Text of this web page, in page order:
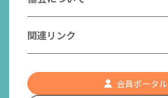
作業療法士の支援を受ける
チームの中で活躍する作業療法士
認知症の方への作業療法
こんなところで活躍！作業療法士
入会案内
研修会一覧
日本作業療法学会
会長挨拶
社員名簿
組織図
関連リンク
都道府県作業療法士会 会員ポータル